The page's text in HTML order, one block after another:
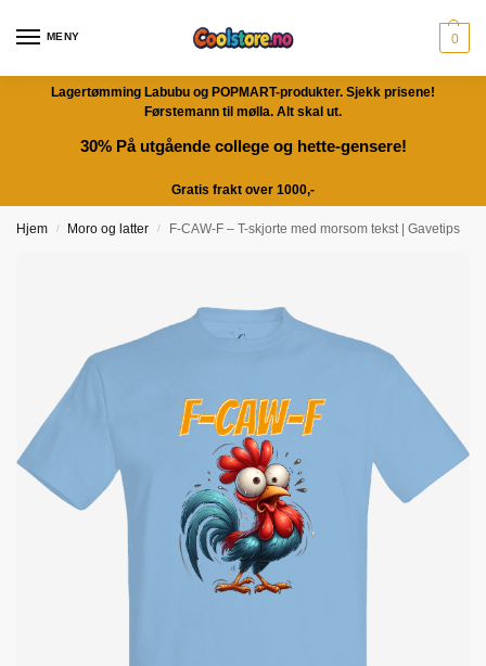
MENY 0
Lagertømming Labubu og POPMART-produkter. Sjekk prisene!
Førstemann til mølla. Alt skal ut.
30% På utgående college og hette-gensere!
Gratis frakt over 1000,-
Hjem / Moro og latter / F-CAW-F – T-skjorte med morsom tekst | Gavetips